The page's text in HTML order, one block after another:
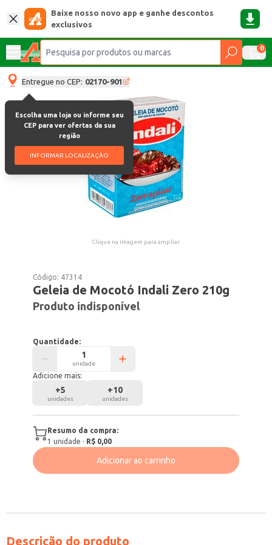
Baixe nosso novo app e ganhe descontos
exclusivos
0
Entregue no CEP: 02170-901
Escolha uma loja ou informe seu
CEP para ver ofertas da sua
região
INFORMAR LOCALIZAÇÃO
Clique na imagem para ampliar.
Código: 47314
Geleia de Mocotó Indali Zero 210g
Produto indisponível
Quantidade:
unidade
Adicione mais:
+5
unidades
+10
unidades
Resumo da compra:
1 unidade · R$ 0,00
Adicionar ao carrinho
Descrição do produto